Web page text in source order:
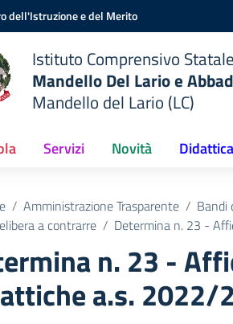
dell'Istruzione e del Merito
Istituto Comprensivo
Mandello Del Lario e
Mandello del Lario (LC)
Servizi Novità Didattica
Amministrazione Trasparente Bandi
a contrarre
Determina n. 23 -
n. 23 -
a.s. 2022/